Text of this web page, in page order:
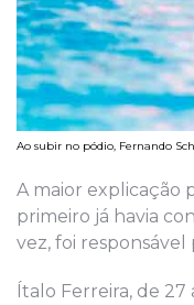
Ao subir no pódio, Fernando
A maior explicação
primeiro já havia
vez, foi
Ítalo Ferreira, de